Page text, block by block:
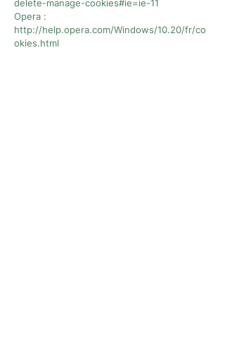
delete-manage-cookies#ie=ie-11
Opera :
http://help.opera.com/Windows/10.20/fr/co
okies.html